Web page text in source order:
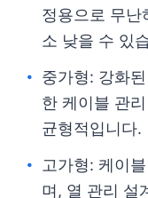
정용으로 무난
소 낮을 수 있
중가형: 강화
한 케이블 관
균형적입니다.
고가형: 케이
며, 열 관리 설